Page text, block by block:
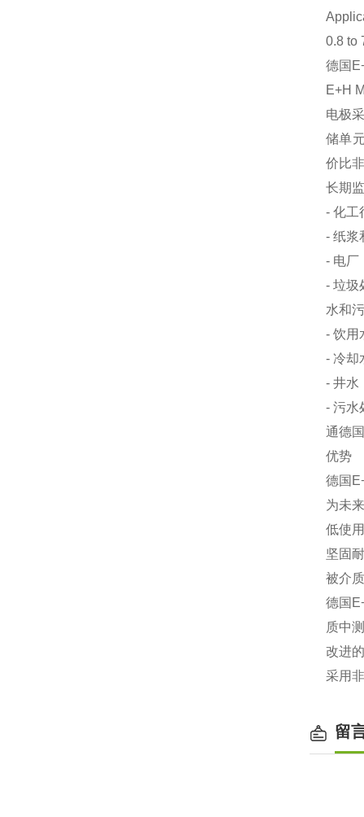
0.8 to
德国
E+H
电极
储单
价比
长期
- 化工
- 纸浆
- 电厂
- 垃圾
水和
- 饮用
- 冷却
- 井水
- 污水
通德
优势
德国
为未
低使
坚固
被介
德国
质中
改进
采用
留